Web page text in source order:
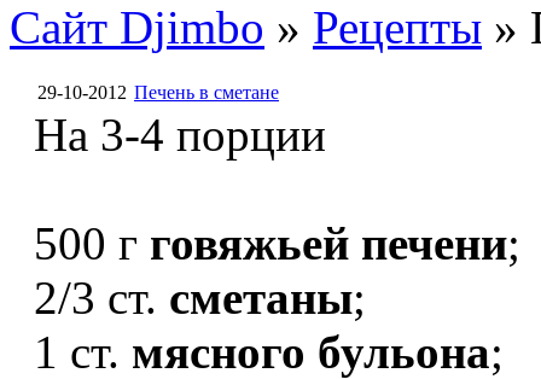
Сайт Djimbo » Рецепты »
29-10-2012 Печень в сметане
На 3-4 порции
500 г говяжьей печени;
2/3 ст. сметаны;
1 ст. мясного бульона;